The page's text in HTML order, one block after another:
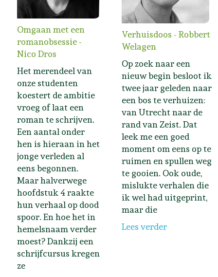
Omgaan met een
romanobsessie -
Nico Dros
Het merendeel van
onze studenten
koestert de ambitie
vroeg of laat een
roman te schrijven.
Een aantal onder
hen is hieraan in het
jonge verleden al
eens begonnen.
Maar halverwege
hoofdstuk 4 raakte
hun verhaal op dood
spoor. En hoe het in
hemelsnaam verder
moest? Dankzij een
schrijfcursus kregen
ze
Verhuisdoos - Robbert
Welagen
Op zoek naar een
nieuw begin besloot ik
twee jaar geleden naar
een bos te verhuizen:
van Utrecht naar de
rand van Zeist. Dat
leek me een goed
moment om eens op te
ruimen en spullen weg
te gooien. Ook oude,
mislukte verhalen die
ik wel had uitgeprint,
maar die
Lees verder